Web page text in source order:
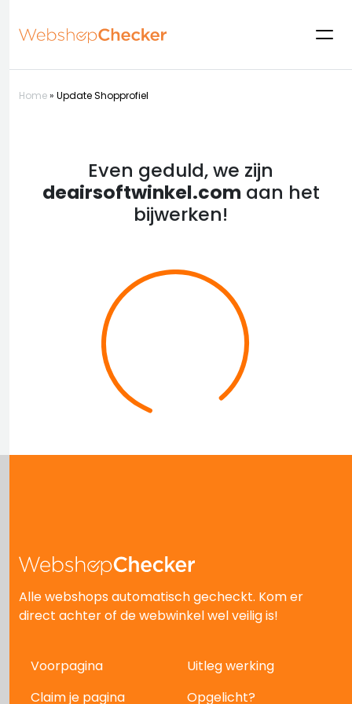
Home» Update Shopprofiel
Even geduld, we zijn
deairsoftwinkel.com aan het
bijwerken!
Alle webshops automatisch gecheckt. Kom er
direct achter of de webwinkel wel veilig is!
Voorpagina
Uitleg werking
Claim je pagina
Opgelicht?